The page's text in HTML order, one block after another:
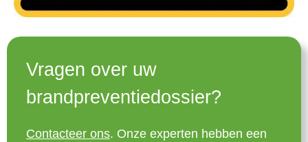
Vragen over uw
brandpreventiedossier?
Contacteer ons. Onze experten hebben een